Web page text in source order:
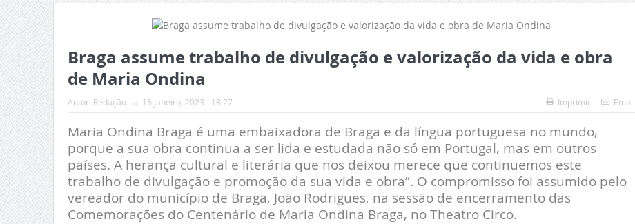
Braga assume trabalho de divulgação e valorização da vida e obra
de Maria Ondina
Autor: Redação a: 16 Janeiro, 2023 - 18:27 Imprimir Email
Maria Ondina Braga é uma embaixadora de Braga e da língua portuguesa no mundo,
porque a sua obra continua a ser lida e estudada não só em Portugal, mas em outros
países. A herança cultural e literária que nos deixou merece que continuemos este
trabalho de divulgação e promoção da sua vida e obra”. O compromisso foi assumido pelo
vereador do município de Braga, João Rodrigues, na sessão de encerramento das
Comemorações do Centenário de Maria Ondina Braga, no Theatro Circo.